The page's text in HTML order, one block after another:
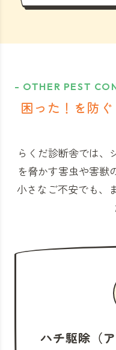
- OTHER PEST
困った！を防
らくだ診断舎では、
を脅かす害虫や害獣
小さなご不安でも、
ハチ駆除（